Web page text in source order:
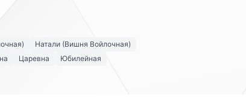
Натали (Вишня Войлочная)
Царевна Юбилейная